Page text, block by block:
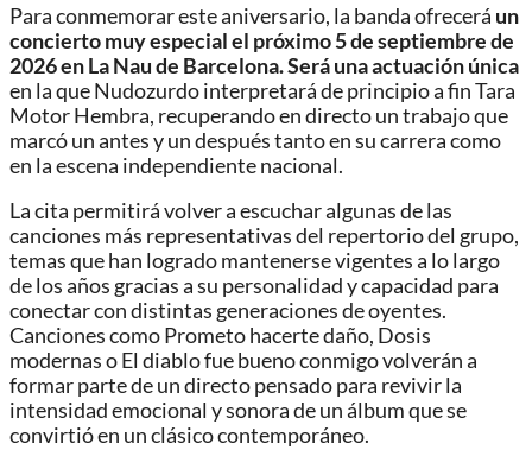
Para conmemorar este aniversario, la banda ofrecerá un
concierto muy especial el próximo 5 de septiembre de
2026 en La Nau de Barcelona. Será una actuación única
en la que Nudozurdo interpretará de principio a fin Tara
Motor Hembra, recuperando en directo un trabajo que
marcó un antes y un después tanto en su carrera como
en la escena independiente nacional.
La cita permitirá volver a escuchar algunas de las
canciones más representativas del repertorio del grupo,
temas que han logrado mantenerse vigentes a lo largo
de los años gracias a su personalidad y capacidad para
conectar con distintas generaciones de oyentes.
Canciones como Prometo hacerte daño, Dosis
modernas o El diablo fue bueno conmigo volverán a
formar parte de un directo pensado para revivir la
intensidad emocional y sonora de un álbum que se
convirtió en un clásico contemporáneo.